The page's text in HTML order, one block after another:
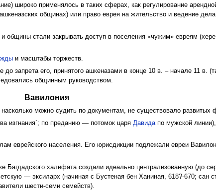
широко применялось в таких сферах, как регулирование
общинах) или право еврея на жительство и ведение
и общины стали закрывать доступ в поселения «чужим» евреям
и масштабы торжеств.
до запрета его, принятого ашкеназами в конце 10 в. – начале 11 в.
общинным руководством.
Вавилония
можно судить по документам, не существовало развитых
изгнания`; по преданию — потомок царяДавидапо мужской
еврейского населения. Его юрисдикции подлежали евреи
Багдадского халифата создали идеально централизованную (до
— эксиларх (начиная с Бустеная бен Ханиная, 618?-670; сан
шести-семи семейств).